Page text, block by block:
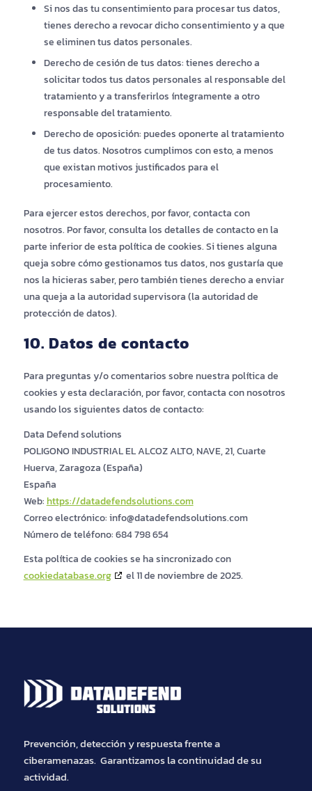
Si nos das tu consentimiento para procesar tus datos,
tienes derecho a revocar dicho consentimiento y a que
se eliminen tus datos personales.
Derecho de cesión de tus datos: tienes derecho a
solicitar todos tus datos personales al responsable del
tratamiento y a transferirlos íntegramente a otro
responsable del tratamiento.
Derecho de oposición: puedes oponerte al tratamiento
de tus datos. Nosotros cumplimos con esto, a menos
que existan motivos justificados para el
procesamiento.
Para ejercer estos derechos, por favor, contacta con
nosotros. Por favor, consulta los detalles de contacto en la
parte inferior de esta política de cookies. Si tienes alguna
queja sobre cómo gestionamos tus datos, nos gustaría que
nos la hicieras saber, pero también tienes derecho a enviar
una queja a la autoridad supervisora (la autoridad de
protección de datos).
10. Datos de contacto
Para preguntas y/o comentarios sobre nuestra política de
cookies y esta declaración, por favor, contacta con nosotros
usando los siguientes datos de contacto:
Data Defend solutions
POLIGONO INDUSTRIAL EL ALCOZ ALTO, NAVE, 21, Cuarte
Huerva, Zaragoza (España)
España
Web:https://datadefendsolutions.com
Correo electrónico:info@datadefendsolutions.com
Número de teléfono: 684 798 654
Esta política de cookies se ha sincronizado con
cookiedatabase.org
el 11 de noviembre de 2025.
Prevención, detección y respuesta frente a
ciberamenazas. Garantizamos la continuidad de su
actividad.